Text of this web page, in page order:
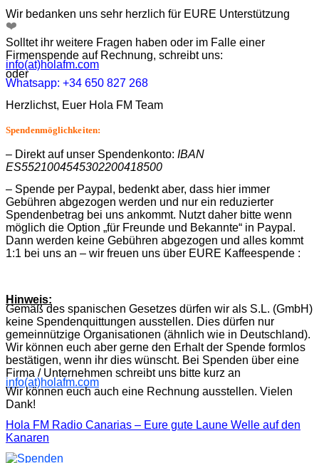
Wir bedanken uns sehr herzlich für EURE Unterstützung
❤️
Solltet ihr weitere Fragen haben oder im Falle einer
Firmenspende auf Rechnung, schreibt uns:
info(at)holafm.com
oder
Whatsapp: +34 650 827 268
Herzlichst, Euer Hola FM Team
Spendenmöglichkeiten:
– Direkt auf unser Spendenkonto: IBAN
ES5521004545302200418500
– Spende per Paypal, bedenkt aber, dass hier immer
Gebühren abgezogen werden und nur ein reduzierter
Spendenbetrag bei uns ankommt. Nutzt daher bitte wenn
möglich die Option „für Freunde und Bekannte“ in Paypal.
Dann werden keine Gebühren abgezogen und alles kommt
1:1 bei uns an – wir freuen uns über EURE Kaffeespende :
Hinweis:
Gemäß des spanischen Gesetzes dürfen wir als S.L. (GmbH)
keine Spendenquittungen ausstellen. Dies dürfen nur
gemeinnützige Organisationen (ähnlich wie in Deutschland).
Wir können euch aber gerne den Erhalt der Spende formlos
bestätigen, wenn ihr dies wünscht. Bei Spenden über eine
Firma / Unternehmen schreibt uns bitte kurz an
info(at)holafm.com
Wir können euch auch eine Rechnung ausstellen. Vielen
Dank!
Hola FM Radio Canarias – Eure gute Laune Welle auf den
Kanaren